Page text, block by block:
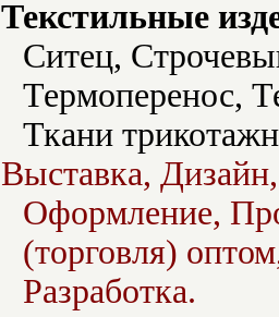
Текстильные
Ситец,
Термоперенос,
Ткани
Выставка,
Оформление,
(торговля)
Разработка.